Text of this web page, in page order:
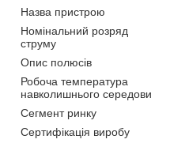
Назва пристрою
Номінальний розряд
струму
Опис полюсів
Робоча температура
навколишнього середови
Сегмент ринку
Сертифікація виробу